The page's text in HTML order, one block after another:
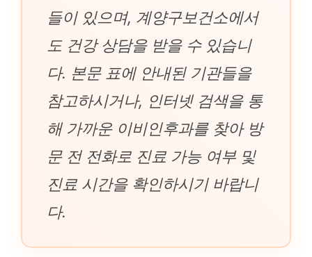
들이 있으며, 계양구보건소에서
도 건강 상담을 받을 수 있습니
다. 본문 표에 안내된 기관들을
참고하시거나, 인터넷 검색을 통
해 가까운 이비인후과를 찾아 방
문 전 전화로 진료 가능 여부 및
진료 시간을 확인하시기 바랍니
다.